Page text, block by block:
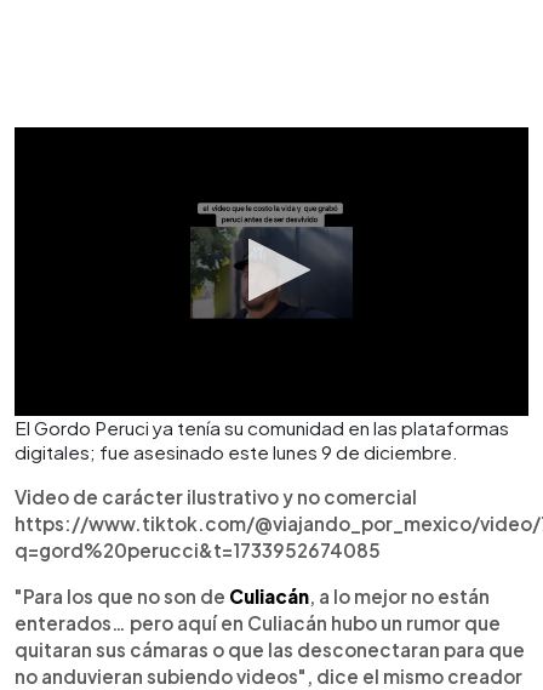
El Gordo Peruci ya tenía su comunidad en las plataformas
digitales; fue asesinado este lunes 9 de diciembre.
Video de carácter ilustrativo y no comercial
https://www.tiktok.com/@viajando_por_mexico/video/
q=gord%20perucci&t=1733952674085
"Para los que no son de Culiacán, a lo mejor no están
enterados… pero aquí en Culiacán hubo un rumor que
quitaran sus cámaras o que las desconectaran para que
no anduvieran subiendo videos", dice el mismo creador